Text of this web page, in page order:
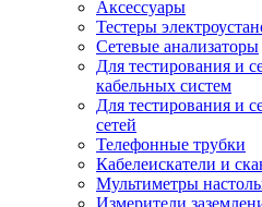
Аксессуары
Тестеры
Сетевые анализаторы
Для тестирования и
кабельных систем
Для тестирования и
сетей
Телефонные трубки
Кабелеискатели и
Мультиметры
Измерители